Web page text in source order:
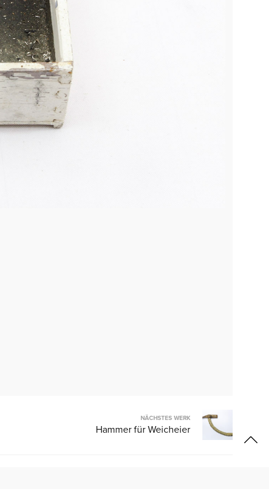
NÄCHSTES WERK
Hammer für Weicheier